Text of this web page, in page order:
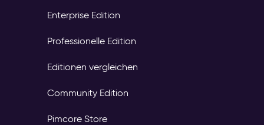
Enterprise Edition
Professionelle Edition
Editionen vergleichen
Community Edition
Pimcore Store